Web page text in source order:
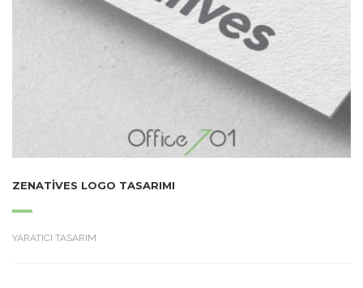
ZENATIVES LOGO TASARIMI
YARATICI TASARIM